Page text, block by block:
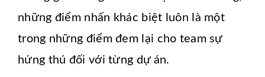
những điểm nhấn khác biệt luôn là một
trong những điểm đem lại cho team sự
hứng thú đối với từng dự án.